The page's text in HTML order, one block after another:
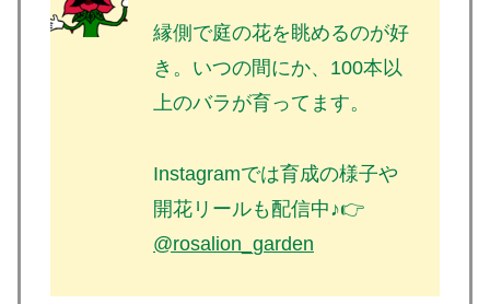
縁側で庭の花を眺めるのが好
き。いつの間にか、100本以
上のバラが育ってます。
Instagramでは育成の様子や
開花リールも配信中♪👉
@rosalion_garden